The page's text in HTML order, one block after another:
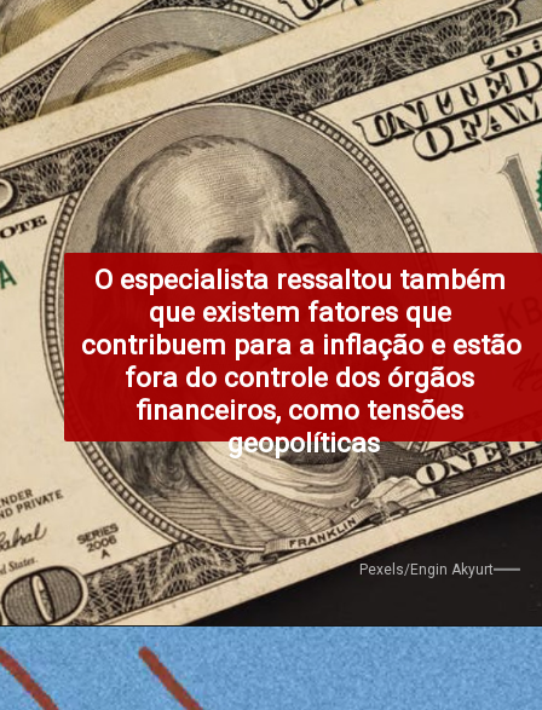
O especialista ressaltou também
que existem fatores que
contribuem para a inflação e estão
fora do controle dos órgãos
financeiros, como tensões
geopolíticas
Pexels/Engin Akyurt